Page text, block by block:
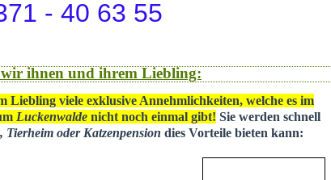
- 40 63 55
wir ihnen und ihrem Liebling:
viele exklusive Annehmlichkeiten, welche es im
Luckenwaldenicht noch einmal gibt! Sie werden schnell
Tierheim oder Katzenpension dies Vorteile bieten kann: